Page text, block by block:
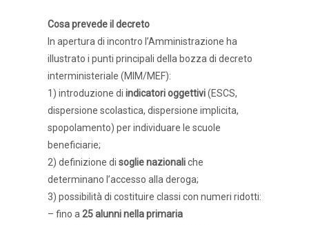
Cosa prevede il decreto
In apertura di incontro l’Amministrazione ha
illustrato i punti principali della bozza di decreto
interministeriale (MIM/MEF):
1) introduzione di indicatori oggettivi(ESCS,
dispersione scolastica, dispersione implicita,
spopolamento) per individuare le scuole
beneficiarie;
2) definizione di soglie nazionaliche
determinano l’accesso alla deroga;
3) possibilità di costituire classi con numeri ridotti:
– fino a 25 alunni nella primaria